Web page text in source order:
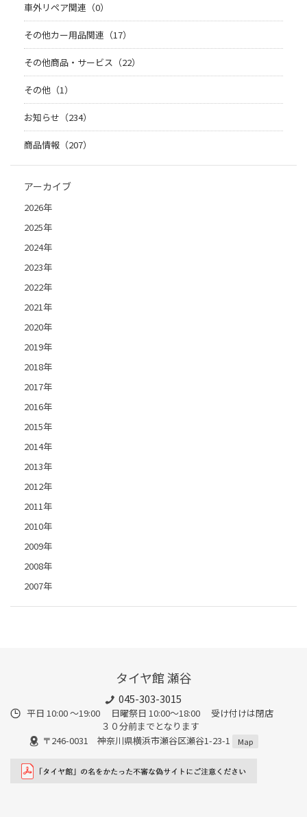
車外リペア関連（0）
その他カー用品関連（17）
その他商品・サービス（22）
その他（1）
お知らせ（234）
商品情報（207）
アーカイブ
2026年
2025年
2024年
2023年
2022年
2021年
2020年
2019年
2018年
2017年
2016年
2015年
2014年
2013年
2012年
2011年
2010年
2009年
2008年
2007年
タイヤ館 瀬谷
045-303-3015
平日 10:00 ～19:00 日曜祭日 10:00～18:00 受け付けは閉店
３０分前までとなります
〒246-0031 神奈川県横浜市瀬谷区瀬谷1-23-1
Map